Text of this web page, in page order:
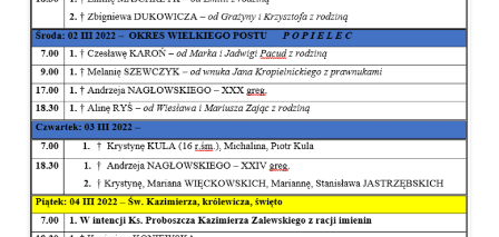
Vademecum
Wspólnoty parafialne
Katecheza parafialna
Niezbędnik Katolika
Kaplica Adoracji